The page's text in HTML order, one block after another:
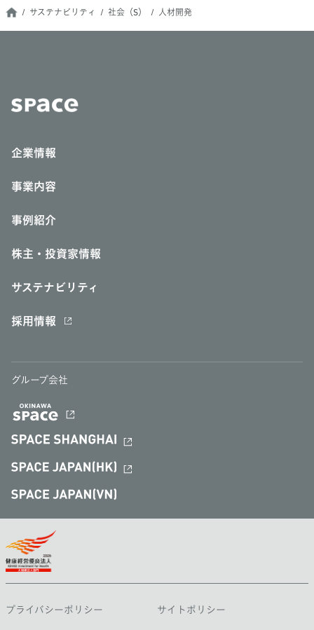
サステナビリティ 社会（S） 人材開発
企業情報
事業内容
事例紹介
株主・投資家情報
サステナビリティ
採用情報
グループ会社
プライバシーポリシー サイトポリシー